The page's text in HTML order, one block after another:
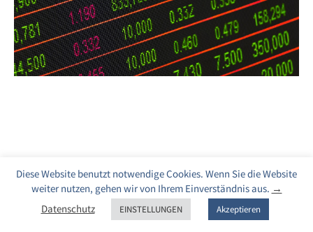
Diese Website benutzt notwendige Cookies. Wenn Sie die Website
weiter nutzen, gehen wir von Ihrem Einverständnis aus. →
Datenschutz
EINSTELLUNGEN Akzeptieren